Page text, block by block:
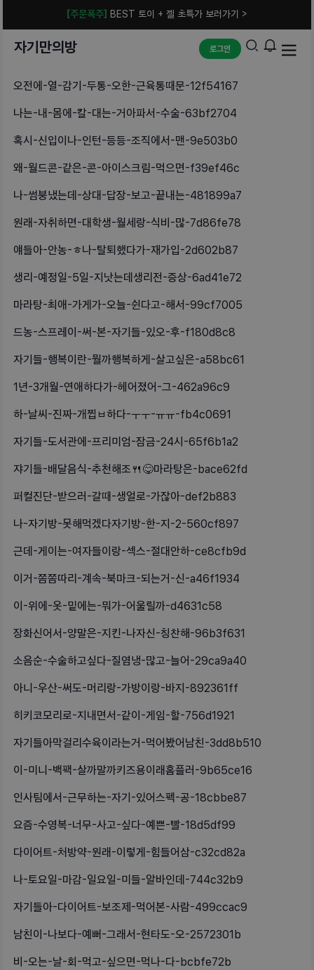
[주문폭주] BEST 토이 + 젤 초특가 보러가기 >
자기만의방 로그인
오전에-열-감기-두통-오한-근육통때문-12f54167
나는-내-몸에-칼-대는-거아파서-수술-63bf2704
혹시-신입이나-인턴-등등-조직에서-맨-9e503b0
왜-월드콘-같은-콘-아이스크림-먹으면-f39ef46c
나-썸붕냈는데-상대-답장-보고-끝내는-481899a7
원래-자취하면-대학생-월세랑-식비-많-7d86fe78
얘들아-안농-ㅎ나-탈퇴했다가-재가입-2d602b87
생리-예정일-5일-지낫는데생리전-증상-6ad41e72
마라탕-최애-가게가-오늘-쉰다고-해서-99cf7005
드농-스프레이-써-본-자기들-있오-후-f180d8c8
자기들-행복이란-뭘까행복하게-살고싶은-a58bc61
1년-3개월-연애하다가-헤어졌어-그-462a96c9
하-날씨-진짜-개찝ㅂ하다-ㅜㅜ-ㅠㅠ-fb4c0691
자기들-도서관에-프리미엄-잠금-24시-65f6b1a2
쟈기들-배달음식-추천해조🍴😋마라탕은-bace62fd
퍼컬진단-받으러-갈때-생얼로-가잖아-def2b883
나-자기방-못해먹겠다자기방-한-지-2-560cf897
근데-게이는-여자들이랑-섹스-절대안하-ce8cfb9d
이거-쫌쫌따리-계속-북마크-되는거-신-a46f1934
이-위에-옷-밑에는-뭐가-어울릴까-d4631c58
장화신어서-양말은-지킨-나자신-칭찬해-96b3f631
소음순-수술하고싶다-질염냉-많고-늘어-29ca9a40
아니-우산-써도-머리랑-가방이랑-바지-892361ff
히키코모리로-지내면서-같이-게임-할-756d1921
자기들아막걸리수육이라는거-먹어봤어남친-3dd8b510
이-미니-백팩-살까말까키즈용이래홈플러-9b65ce16
인사팀에서-근무하는-자기-있어스펙-공-18cbbe87
요즘-수영복-너무-사고-싶다-예쁜-빨-18d5df99
다이어트-처방약-원래-이렇게-힘들어삼-c32cd82a
나-토요일-마감-일요일-미들-알바인데-744c32b9
자기들아-다이어트-보조제-먹어본-사람-499ccac9
남친이-나보다-예뻐-그래서-현타도-오-2572301b
비-오는-날-회-먹고-싶으면-먹나-다-bcbfe72b